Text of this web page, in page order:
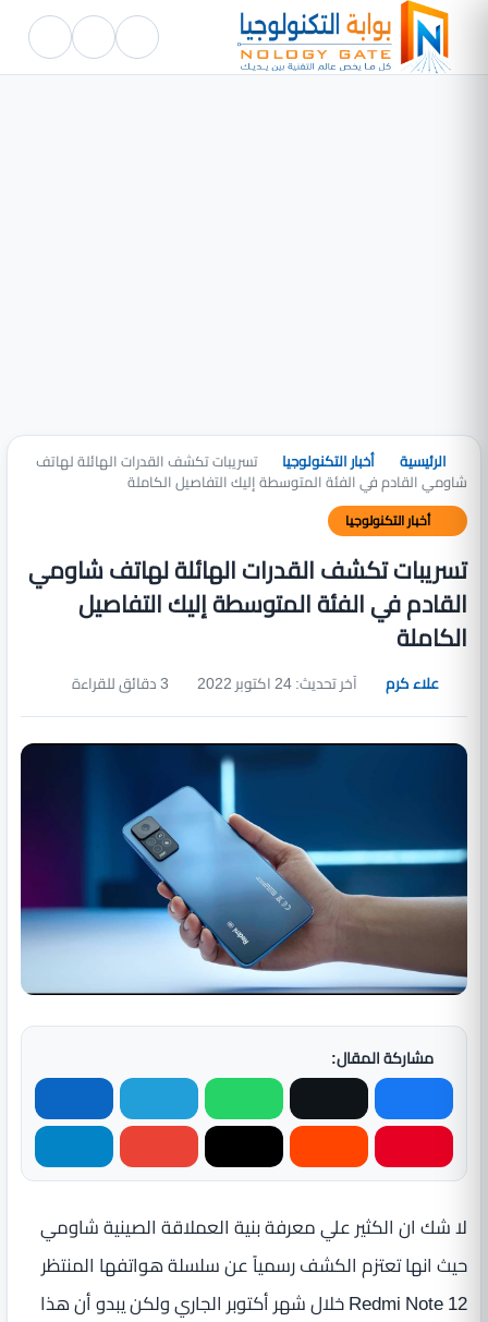
الرئيسية أخبار التكنولوجيا تسريبات تكشف القدرات الهائلة لهاتف
شاومي القادم في الفئة المتوسطة إليك التفاصيل الكاملة
أخبار التكنولوجيا
تسريبات تكشف القدرات الهائلة لهاتف شاومي
القادم في الفئة المتوسطة إليك التفاصيل
الكاملة
علاء كرم آخر تحديث: 24 اكتوبر 2022
مشاركة المقال:
لا شك ان الكثير علي معرفة بنية العملاقة الصينية شاومي
حيث انها تعتزم الكشف رسمياً عن سلسلة هواتفها المنتظر
Redmi Note 12 خلال شهر أكتوبر الجاري ولكن يبدو أن هذا